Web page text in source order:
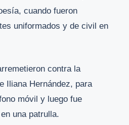
cuando fueron
uniformados y de civil en
contra la
Iliana Hernández, para
móvil y luego fue
una patrulla.